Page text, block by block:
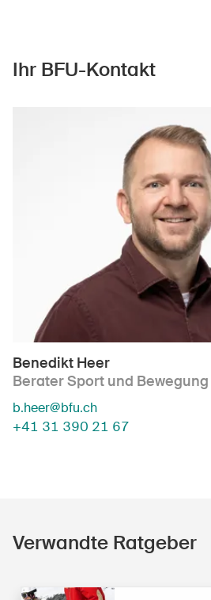
Ihr BFU-Kontakt
Benedikt Heer
Berater Sport und Bewegung
b.heer@bfu.ch
+41 31 390 21 67
Verwandte Ratgeber